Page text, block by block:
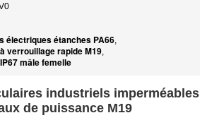
électriques étanches PA66,
verrouillage rapide M19,
mâle femelle
industriels imperméables
de puissance M19